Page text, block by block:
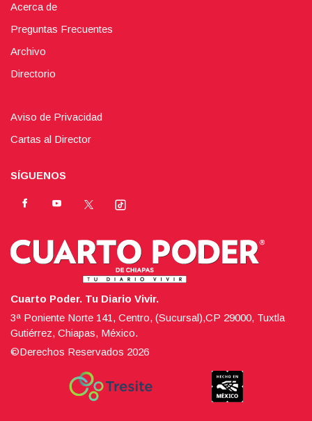
Acerca de
Preguntas Frecuentes
Archivo
Directorio
Aviso de Privacidad
Cartas al Director
SÍGUENOS
Cuarto Poder. Tu Diario Vivir.
3ª Poniente Norte 141, Centro, (Sucursal),CP 29000, Tuxtla
Gutiérrez, Chiapas, México.
©Derechos Reservados 2026